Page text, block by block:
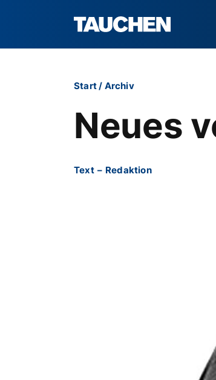
Start/ Archiv
Neues
Text – Redaktion